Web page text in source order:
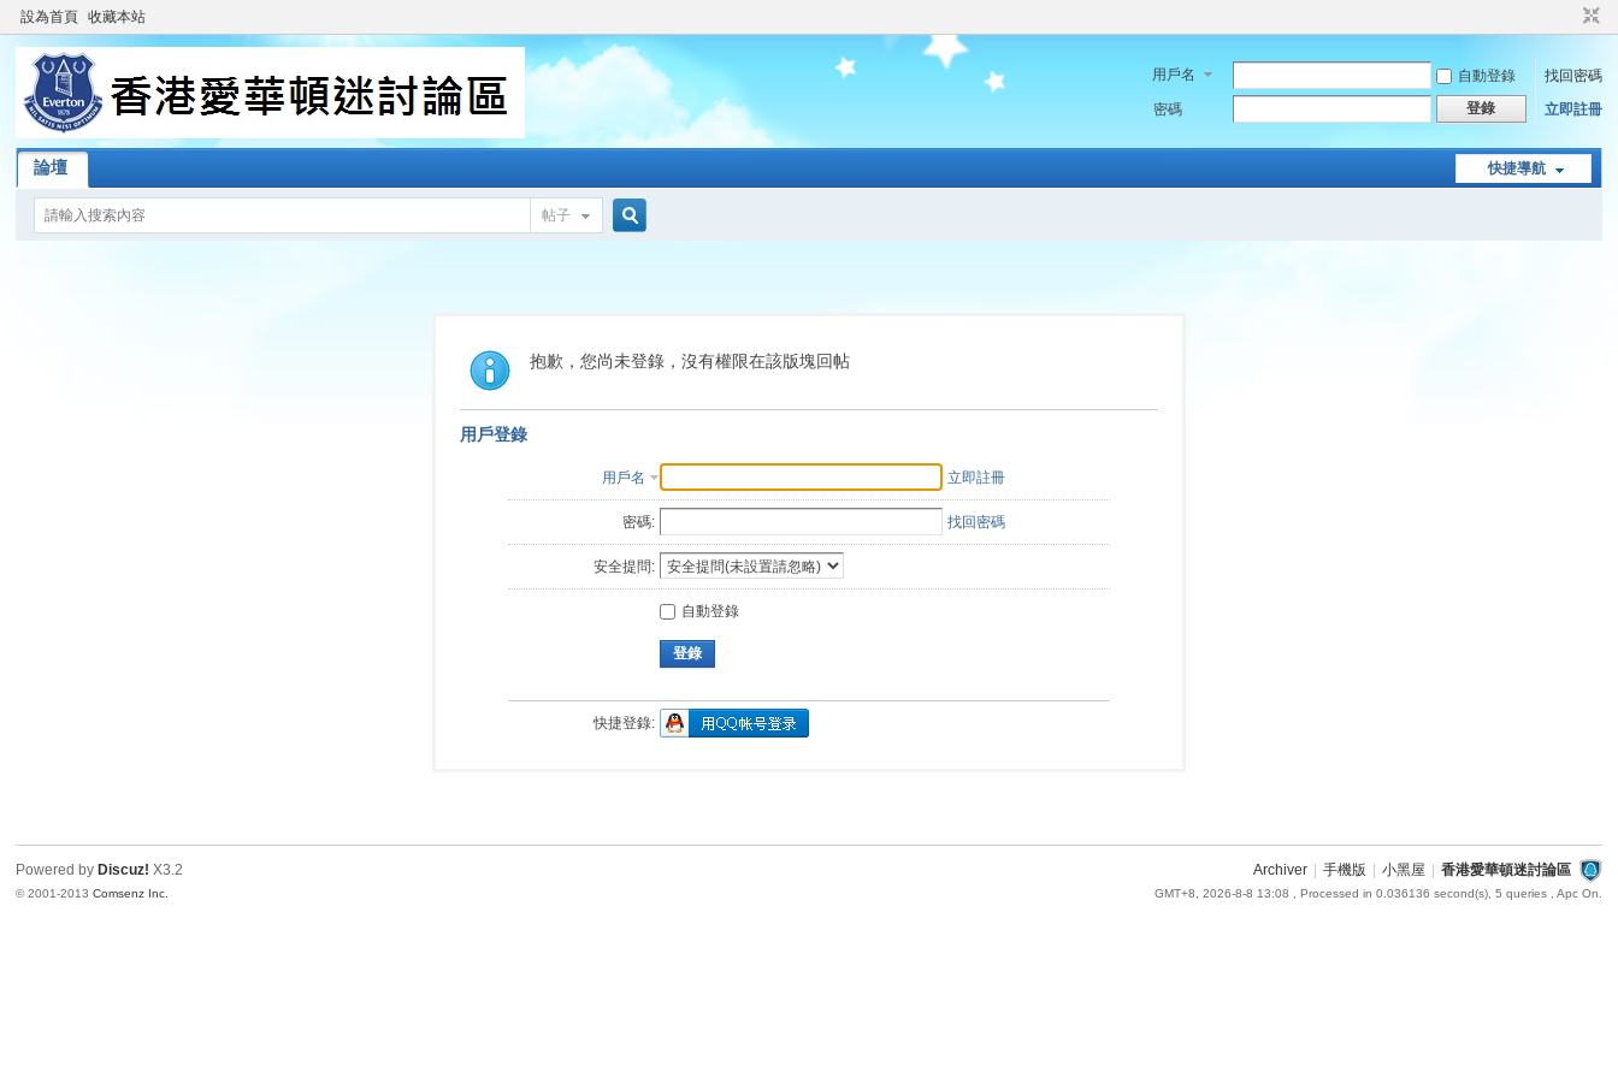
設為首頁 收藏本站
用戶名 自動登錄
找回密碼
密碼
登錄 立即註冊
快捷導航
論壇
帖子
索
抱歉，您尚未登錄，沒有權限在該版塊回帖
用戶登錄
用戶名 立即註冊
密碼: 找回密碼
安全提問:
自動登錄
登錄
快捷登錄:
Archiver 手機版 小黑屋 香港愛華頓迷討論區
GMT+8, 2026-8-8 13:08 , Processed in 0.036136 second(s), 5 queries , Apc On.
Powered by Discuz! X3.2
© 2001-2013Comsenz Inc.